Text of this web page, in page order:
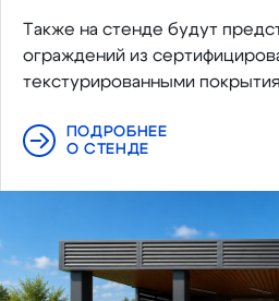
Также на стенде будут
ограждений из
текстурированными
ПОДРОБНЕЕ
О СТЕНДЕ